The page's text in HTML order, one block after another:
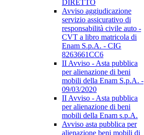
DIRETTO
Avviso aggiudicazione
servizio assicurativo di
responsabilità civile auto -
CVT a libro matricola di
Enam S.p.A. - CIG
8263661CC6
II Avviso - Asta pubblica
per alienazione di beni
mobili della Enam S.p.A. -
09/03/2020
II Avviso - Asta pubblica
per alienazione di beni
mobili della Enam s.p.A.
Avviso asta pubblica per
alienazione beni mobili di